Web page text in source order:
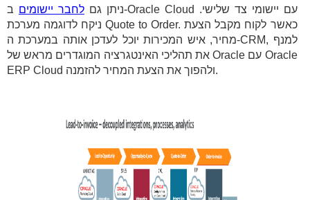
ניתן גםלחבר יישומים ב-Oracle Cloud עם יישומי צד שלישי.
ניקח לדוגמה מערכת Quote to Order. כאשר לקוח מקבל הצעת
מחיר, איש המכירות יוכל לעדכן אותה במערכת ה-CRM, למנף
את תהליכי האינטגרציה המוגדרים מראש של Oracle עם Oracle
ERP Cloud ולהפוך את הצעת המחיר להזמנה.